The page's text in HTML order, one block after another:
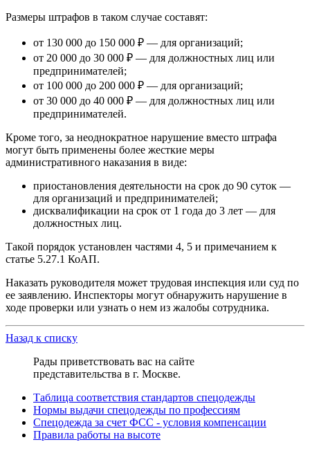
Размеры штрафов в таком случае составят:
от 130 000 до 150 000 ₽ — для организаций;
от 20 000 до 30 000 ₽ — для должностных лиц или
предпринимателей;
от 100 000 до 200 000 ₽ — для организаций;
от 30 000 до 40 000 ₽ — для должностных лиц или
предпринимателей.
Кроме того, за неоднократное нарушение вместо штрафа
могут быть применены более жесткие меры
административного наказания в виде:
приостановления деятельности на срок до 90 суток —
для организаций и предпринимателей;
дисквалификации на срок от 1 года до 3 лет — для
должностных лиц.
Такой порядок установлен частями 4, 5 и примечанием к
статье 5.27.1 КоАП.
Наказать руководителя может трудовая инспекция или суд по
ее заявлению. Инспекторы могут обнаружить нарушение в
ходе проверки или узнать о нем из жалобы сотрудника.
Назад к списку
Рады приветствовать вас на сайте
представительства в г. Москве.
Таблица соответствия стандартов спецодежды
Нормы выдачи спецодежды по профессиям
Спецодежда за счет ФСС - условия компенсации
Правила работы на высоте